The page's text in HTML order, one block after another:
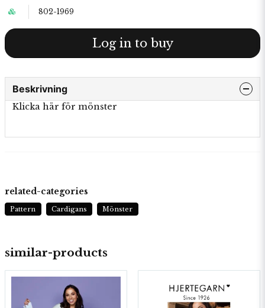
802-1969
Log in to buy
Beskrivning
Klicka här för mönster
similar-products
related-categories
Pattern Cardigans Mönster